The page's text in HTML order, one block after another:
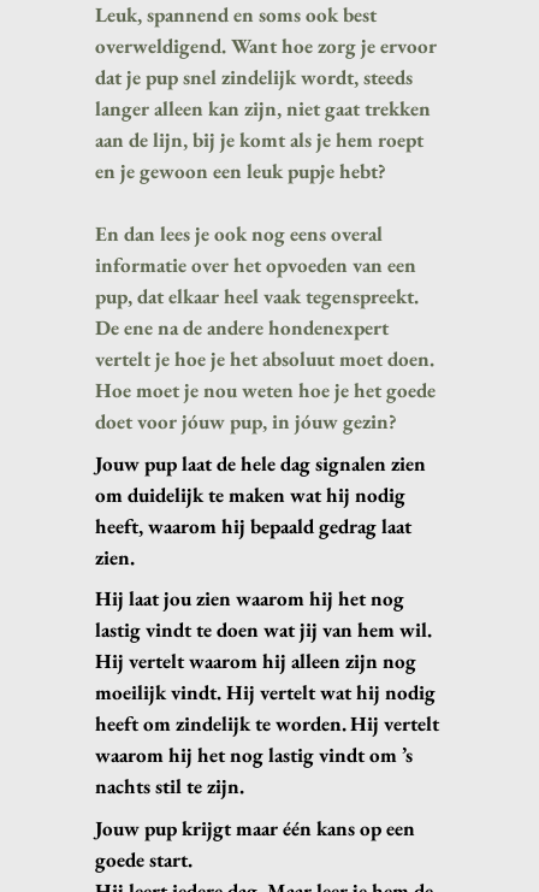
Leuk, spannend en soms ook best
overweldigend. Want hoe zorg je ervoor
dat je pup snel zindelijk wordt, steeds
langer alleen kan zijn, niet gaat trekken
aan de lijn, bij je komt als je hem roept
en je gewoon een leuk pupje hebt?
En dan lees je ook nog eens overal
informatie over het opvoeden van een
pup, dat elkaar heel vaak tegenspreekt.
De ene na de andere hondenexpert
vertelt je hoe je het absoluut moet doen.
Hoe moet je nou weten hoe je het goede
doet voor jóuw pup, in jóuw gezin?
Jouw pup laat de hele dag signalen zien
om duidelijk te maken wat hij nodig
heeft, waarom hij bepaald gedrag laat
zien.
Hij laat jou zien waarom hij het nog
lastig vindt te doen wat jij van hem wil.
Hij vertelt waarom hij alleen zijn nog
moeilijk vindt. Hij vertelt wat hij nodig
heeft om zindelijk te worden.Hij vertelt
waarom hij het nog lastig vindt om ’s
nachts stil te zijn.
Jouw pup krijgt maar één kans op een
goede start.